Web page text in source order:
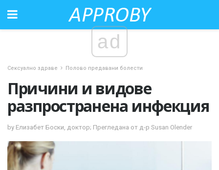
ad
Сексуално здраве Полово предавани болести
Причини и видове
разпространена инфекция
by Елизабет Боски, доктор; Прегледана от д-р Susan Olender